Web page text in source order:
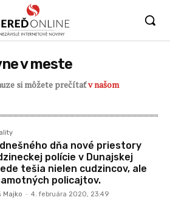
v meste
si môžete prečítaťv našom
dnešného dňa nové priestory
polície v Dunajskej
tešia nielen cudzincov, ale
policajtov.
Majko - 4. februára 2020, 23:49